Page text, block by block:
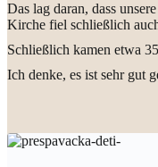
Das lag daran, dass
Kirche fiel schließlich
Schließlich kamen etwa
Ich denke, es ist sehr gut